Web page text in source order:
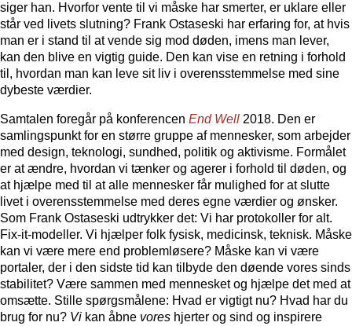
siger han. Hvorfor vente til vi måske har smerter, er uklare eller
står ved livets slutning? Frank Ostaseski har erfaring for, at hvis
man er i stand til at vende sig mod døden, imens man lever,
kan den blive en vigtig guide. Den kan vise en retning i forhold
til, hvordan man kan leve sit liv i overensstemmelse med sine
dybeste værdier.
Samtalen foregår på konferencen End Well 2018. Den er
samlingspunkt for en større gruppe af mennesker, som arbejder
med design, teknologi, sundhed, politik og aktivisme. Formålet
er at ændre, hvordan vi tænker og agerer i forhold til døden, og
at hjælpe med til at alle mennesker får mulighed for at slutte
livet i overensstemmelse med deres egne værdier og ønsker.
Som Frank Ostaseski udtrykker det: Vi har protokoller for alt.
Fix-it-modeller. Vi hjælper folk fysisk, medicinsk, teknisk. Måske
kan vi være mere end problemløsere? Måske kan vi være
portaler, der i den sidste tid kan tilbyde den døende vores sinds
stabilitet? Være sammen med mennesket og hjælpe det med at
omsætte. Stille spørgsmålene: Hvad er vigtigt nu? Hvad har du
brug for nu? Vi kan åbne vores hjerter og sind og inspirere